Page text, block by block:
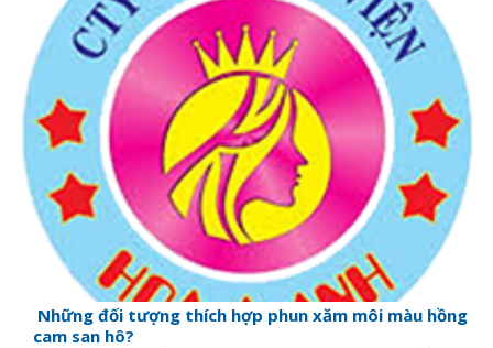
Những đối tượng thích hợp phun xăm môi màu hồng
cam san hô?